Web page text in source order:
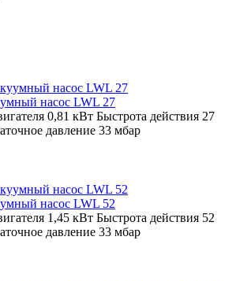
насос LWL 27
0,81 кВт Быстрота действия 27
давление 33 мбар
насос LWL 52
1,45 кВт Быстрота действия 52
давление 33 мбар